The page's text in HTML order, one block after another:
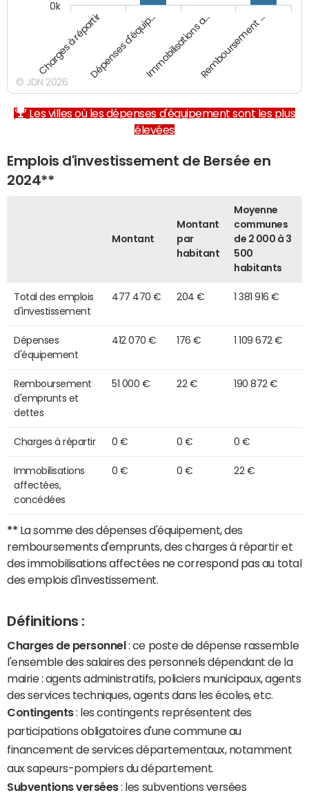
Charges à répartirDépenses d'équip…Immobilisations a…Remboursement …
0k
© JDN 2026
Les villes où les dépenses d'équipement sont les plus
élevées
Emplois d'investissement de Bersée en
2024**
Montant
Montant
par
habitant
Moyenne
communes
de 2 000 à 3
500
habitants
Total des emplois
d'investissement
477 470 € 204 € 1 381 916 €
Dépenses
d'équipement
412 070 € 176 € 1 109 672 €
Remboursement
d'emprunts et
dettes
51 000 € 22 € 190 872 €
Charges à répartir 0 € 0 € 0 €
Immobilisations
affectées,
concédées
0 € 0 € 22 €
** La somme des dépenses d'équipement, des
remboursements d'emprunts, des charges à répartir et
des immobilisations affectées ne correspond pas au total
des emplois d'investissement.
Définitions :
Charges de personnel : ce poste de dépense rassemble
l'ensemble des salaires des personnels dépendant de la
mairie : agents administratifs, policiers municipaux, agents
des services techniques, agents dans les écoles, etc.
Contingents: les contingents représentent des
participations obligatoires d'une commune au
financement de services départementaux, notamment
aux sapeurs-pompiers du département.
Subventions versées: les subventions versées